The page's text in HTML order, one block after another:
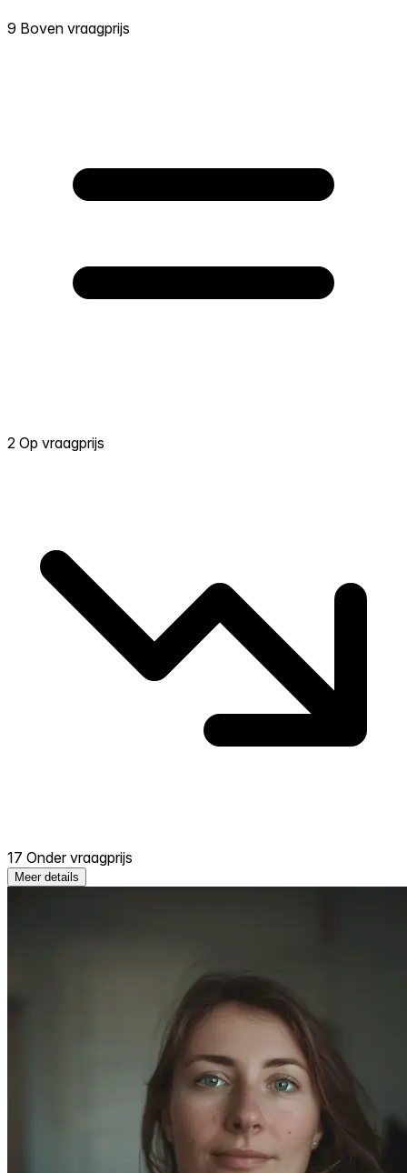
9 Boven vraagprijs
2 Op vraagprijs
17 Onder vraagprijs
Meer details